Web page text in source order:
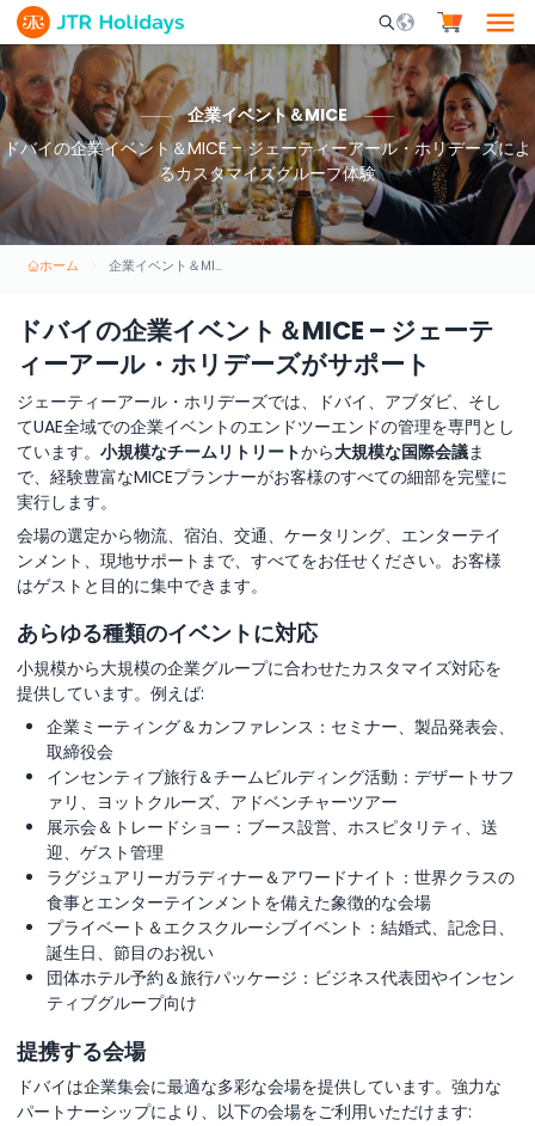
Mobile Search
企業イベント＆MICE
ドバイの企業イベント＆MICE – ジェーティーアール・ホリデーズによ
るカスタマイズグループ体験
ホーム 企業イベント＆MICE
ドバイの企業イベント＆MICE – ジェーテ
ィーアール・ホリデーズがサポート
ジェーティーアール・ホリデーズでは、ドバイ、アブダビ、そし
てUAE全域での企業イベントのエンドツーエンドの管理を専門とし
ています。 小規模なチームリトリートから大規模な国際会議ま
で、経験豊富なMICEプランナーがお客様のすべての細部を完璧に
実行します。
会場の選定から物流、宿泊、交通、ケータリング、エンターテイ
ンメント、現地サポートまで、すべてをお任せください。お客様
はゲストと目的に集中できます。
あらゆる種類のイベントに対応
小規模から大規模の企業グループに合わせたカスタマイズ対応を
提供しています。例えば:
企業ミーティング＆カンファレンス：セミナー、製品発表会、
取締役会
インセンティブ旅行＆チームビルディング活動：デザートサフ
ァリ、ヨットクルーズ、アドベンチャーツアー
展示会＆トレードショー：ブース設営、ホスピタリティ、送
迎、ゲスト管理
ラグジュアリーガラディナー＆アワードナイト：世界クラスの
食事とエンターテインメントを備えた象徴的な会場
プライベート＆エクスクルーシブイベント：結婚式、記念日、
誕生日、節目のお祝い
団体ホテル予約＆旅行パッケージ：ビジネス代表団やインセン
ティブグループ向け
提携する会場
ドバイは企業集会に最適な多彩な会場を提供しています。強力な
パートナーシップにより、以下の会場をご利用いただけます: